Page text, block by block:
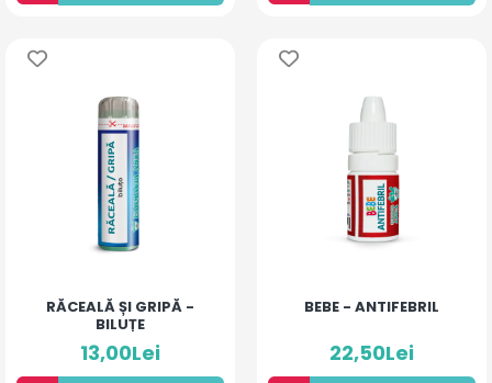
RĂCEALĂ ȘI GRIPĂ -
BILUȚE
13,00Lei
BEBE - ANTIFEBRIL
22,50Lei